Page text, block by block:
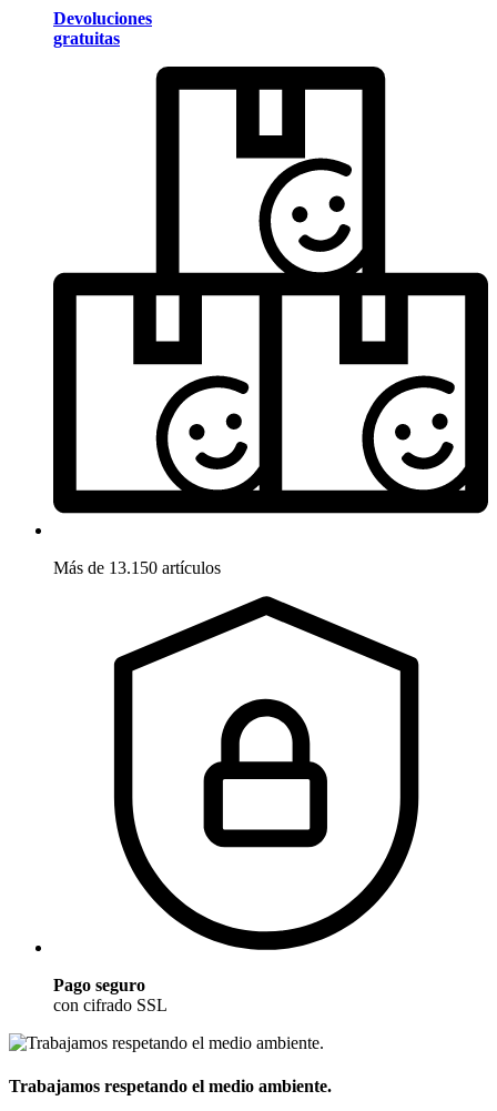
Devoluciones
gratuitas
Más de 13.150 artículos
Pago seguro
con cifrado SSL
Trabajamos respetando el medio ambiente.